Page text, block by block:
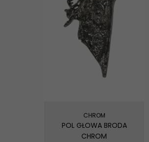
CHROM
POL GŁOWA BRODA
CHROM